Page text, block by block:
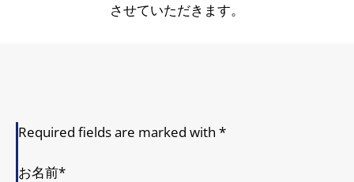
させていただきます。
Required fields are marked with *
お名前*